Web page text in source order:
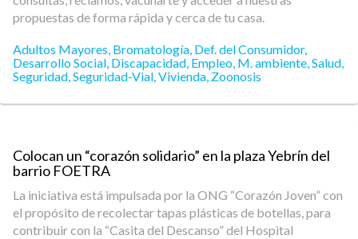
propuestas de forma rápida y cerca de tu casa.
Adultos Mayores, Bromatología, Def. del Consumidor,
Desarrollo Social, Discapacidad, Empleo, M. ambiente,Salud,
Seguridad,Seguridad-Vial,Vivienda, Zoonosis
Colocan un “corazón solidario” en la plaza Yebrín del
barrio FOETRA
La iniciativa está impulsada por la ONG “Corazón Joven” con
el propósito de recolectar tapas plásticas de botellas, para
contribuir con la “Casita del Descanso” del Hospital